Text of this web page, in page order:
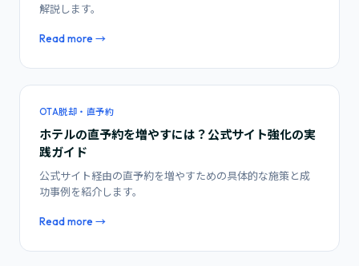
解説します。
Read more →
OTA脱却・直予約
ホテルの直予約を増やすには？公式サイト強化の実
践ガイド
公式サイト経由の直予約を増やすための具体的な施策と成
功事例を紹介します。
Read more →